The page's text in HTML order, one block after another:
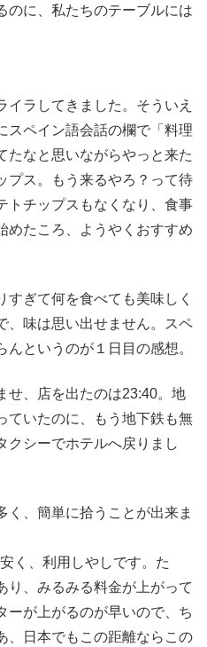
のに、私たちのテーブルには
イラしてきました。そういえ
スペイン語会話の欄で「料理
たなと思いながらやっと来た
プス。もう来るやろ？って待
トチップスもなくなり、食事
めたころ、ようやくおすすめ
ぎて何を食べても美味しく
、味は思い出せません。スペ
というのが１日目の感想。
せ、店を出たのは23:40。地
ていたのに、もう地下鉄も無
クシーでホテルへ戻りまし
く、簡単に拾うことが出来ま
く、利用しやしです。た
り、みるみる料金が上がって
ーが上がるのが早いので、ち
、日本でもこの距離ならこの